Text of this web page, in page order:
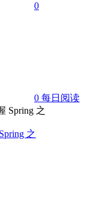
0
0 每日阅读
之